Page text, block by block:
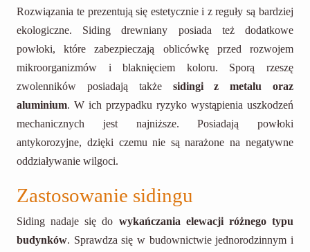
Rozwiązania te prezentują się estetycznie i z reguły są bardziej
ekologiczne. Siding drewniany posiada też dodatkowe
powłoki, które zabezpieczają oblicówkę przed rozwojem
mikroorganizmów i blaknięciem koloru. Sporą rzeszę
zwolenników posiadają także sidingi z metalu oraz
aluminium. W ich przypadku ryzyko wystąpienia uszkodzeń
mechanicznych jest najniższe. Posiadają powłoki
antykorozyjne, dzięki czemu nie są narażone na negatywne
oddziaływanie wilgoci.
Zastosowanie sidingu
Siding nadaje się do wykańczania elewacji różnego typu
budynków. Sprawdza się w budownictwie jednorodzinnym i